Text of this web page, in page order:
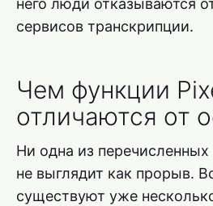
него люди отказываются
сервисов транскрипции.
Чем функции
отличаются от
Ни одна из
не выглядит как прорыв.
существуют уже